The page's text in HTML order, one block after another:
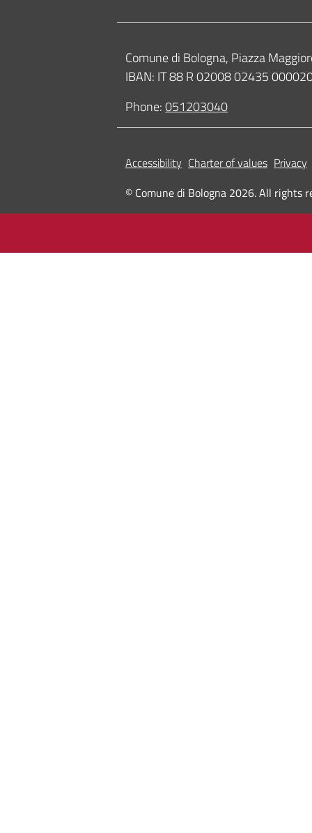
Contacts
Comune di Bologna, Piazza
IBAN: IT 88 R 02008 02435
Phone:051203040
Accessibility Charter of values Privacy
© Comune di Bologna 2026. All rights